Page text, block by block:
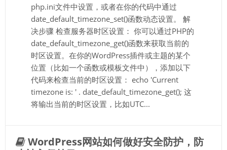
php.ini文件中设置，或者在你的代码中通过
date_default_timezone_set()函数动态设置。 解
决步骤 检查服务器时区设置： 你可以通过PHP的
date_default_timezone_get()函数来获取当前的
时区设置。在你的WordPress插件或主题的某个
位置（比如一个函数或模板文件中），添加以下
代码来检查当前的时区设置： echo 'Current
timezone is: ' . date_default_timezone_get(); 这
将输出当前的时区设置，比如UTC...
WordPress网站如何做好安全防护，防